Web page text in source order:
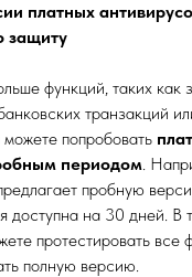
платных
защиту
функций, таких как
транзакций
попробовать
периодом.
пробную
доступна на 30 дней. В
протестировать все
полную версию.